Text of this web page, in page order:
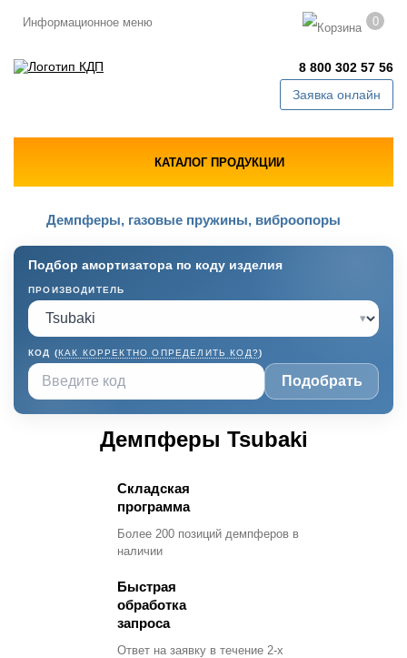
Информационное меню 0
8 800 302 57 56
Заявка онлайн
КАТАЛОГ ПРОДУКЦИИ
Демпферы, газовые пружины, виброопоры
Подбор амортизатора по коду изделия
ПРОИЗВОДИТЕЛЬ
▾
КОД (КАК КОРРЕКТНО ОПРЕДЕЛИТЬ КОД?)
Подобрать
Демпферы Tsubaki
Складская
программа
Более 200 позиций демпферов в
наличии
Быстрая
обработка
запроса
Ответ на заявку в течение 2-х